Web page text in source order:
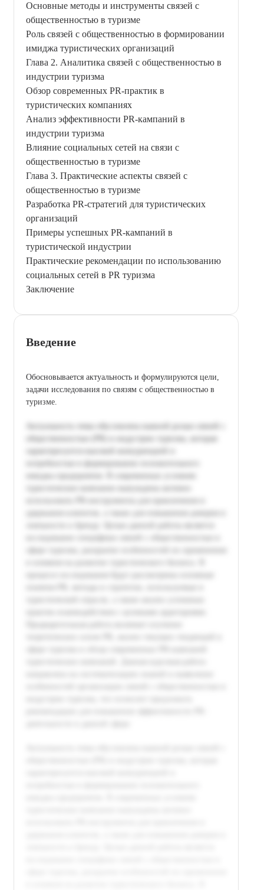
Основные методы и инструменты связей с
общественностью в туризме
Роль связей с общественностью в формировании
имиджа туристических организаций
Глава 2. Аналитика связей с общественностью в
индустрии туризма
Обзор современных PR-практик в
туристических компаниях
Анализ эффективности PR-кампаний в
индустрии туризма
Влияние социальных сетей на связи с
общественностью в туризме
Глава 3. Практические аспекты связей с
общественностью в туризме
Разработка PR-стратегий для туристических
организаций
Примеры успешных PR-кампаний в
туристической индустрии
Практические рекомендации по использованию
социальных сетей в PR туризма
Заключение
Введение
Обосновывается актуальность и формулируются цели,
задачи исследования по связям с общественностью в
туризме.